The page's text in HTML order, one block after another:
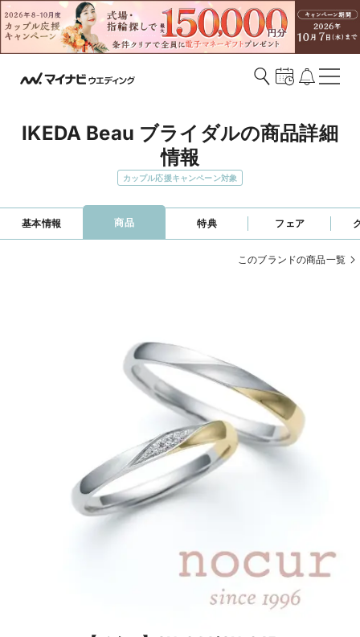
IKEDA Beau ブライダルの商品詳細
情報
カップル応援キャンペーン対象
基本情報 商品 特典 フェア
このブランドの商品一覧